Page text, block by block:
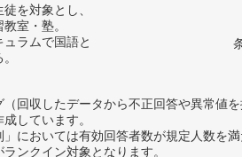
を対象とし、
室・塾。
ラムで国語と
回収したデータから不正回答や異常値を
しています。
においては有効回答者数が規定人数を
ンクイン対象となります。